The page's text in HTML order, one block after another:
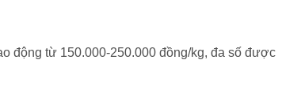
động từ 150.000-250.000 đồng/kg, đa số được